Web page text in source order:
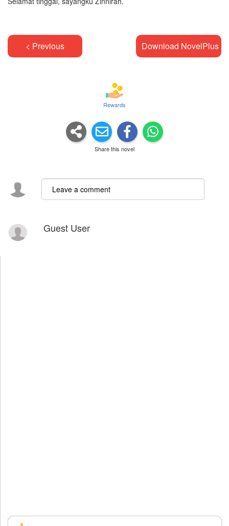
< Previous Download NovelPlus
Rewards
Share this novel
Guest User